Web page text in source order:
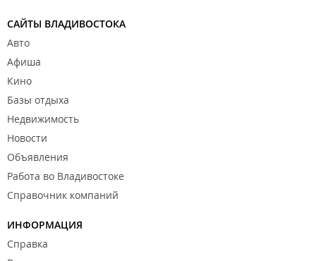
САЙТЫ ВЛАДИВОСТОКА
Авто
Афиша
Кино
Базы отдыха
Недвижимость
Новости
Объявления
Работа во Владивостоке
Справочник компаний
ИНФОРМАЦИЯ
Справка